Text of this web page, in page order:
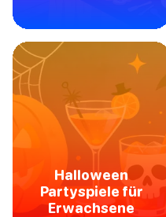
Halloween
Partyspiele für
Erwachsene